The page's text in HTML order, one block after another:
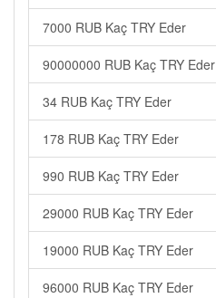
7000 RUB Kaç TRY Eder
90000000 RUB Kaç TRY Eder
34 RUB Kaç TRY Eder
178 RUB Kaç TRY Eder
990 RUB Kaç TRY Eder
29000 RUB Kaç TRY Eder
19000 RUB Kaç TRY Eder
96000 RUB Kaç TRY Eder